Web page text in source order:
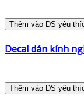
Thêm vào DS yêu
Decal dán kính
Thêm vào DS yêu